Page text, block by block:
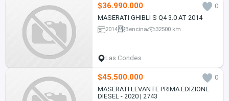
$36.990.000
0
MASERATI GHIBLI S Q4 3.0 AT 2014
2014 Bencina 32500 km
Las Condes
$45.500.000
0
MASERATI LEVANTE PRIMA EDIZIONE
DIESEL - 2020 | 2743